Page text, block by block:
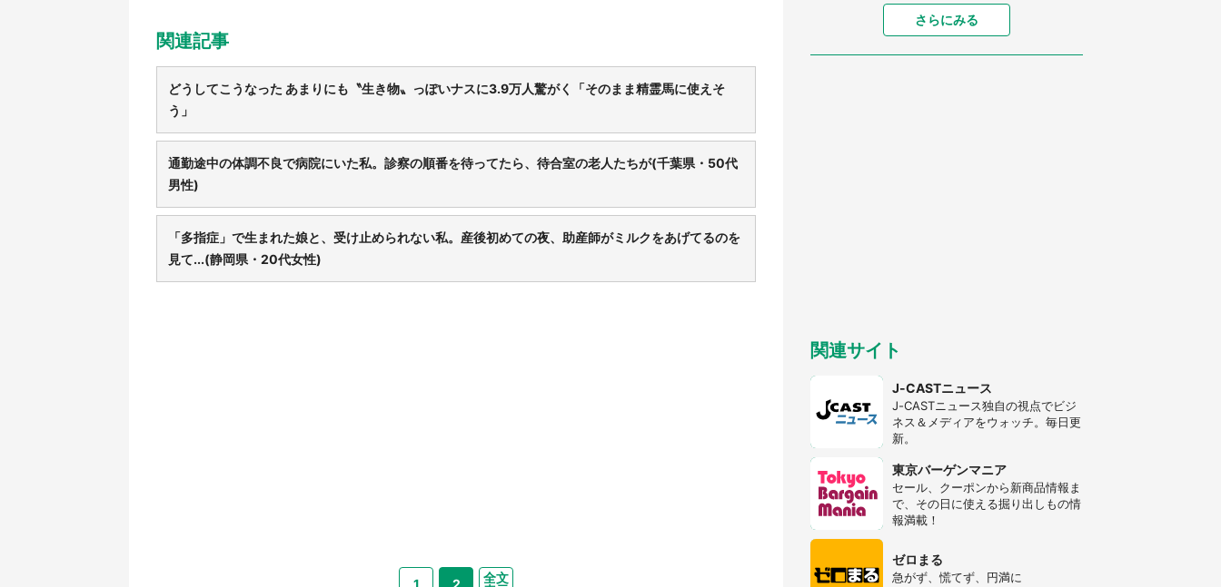
関連記事
どうしてこうなった あまりにも〝生き物〟っぽいナスに3.9万人驚がく「そのまま精霊馬に使えそ
う」
通勤途中の体調不良で病院にいた私。診察の順番を待ってたら、待合室の老人たちが(千葉県・50代
男性)
「多指症」で生まれた娘と、受け止められない私。産後初めての夜、助産師がミルクをあげてるのを
見て...(静岡県・20代女性)
1 2
全文
ドル高い」
「閉所恐怖症の私は新幹線で大パニ
ック。隣席の青年に『手を繋いで』
とお願いしたら...」 体験談に8万
県・30代女性）
さらにみる
関連サイト
J-CASTニュース
J-CASTニュース独自の視点でビジ
ネス＆メディアをウォッチ。毎日更
新。
東京バーゲンマニア
セール、クーポンから新商品情報ま
で、その日に使える掘り出しもの情
報満載！
ゼロまる
急がず、慌てず、円満に